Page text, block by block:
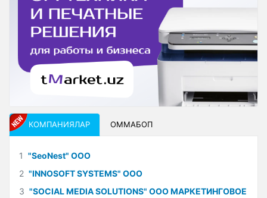
КОМПАНИЯЛАР ОММАБОП
1 "SeoNest" ООО
2 "INNOSOFT SYSTEMS" ООО
3 "SOCIAL MEDIA SOLUTIONS" ООО МАРКЕТИНГОВОЕ